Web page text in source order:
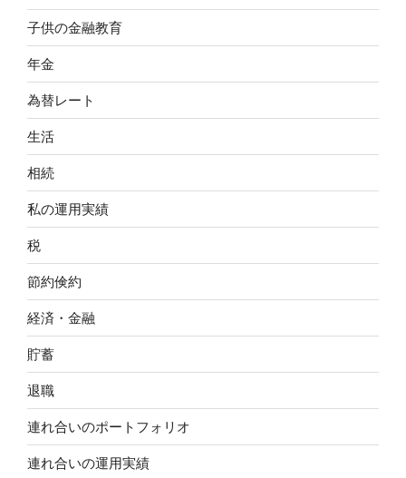
子供の金融教育
年金
為替レート
生活
相続
私の運用実績
税
節約倹約
経済・金融
貯蓄
退職
連れ合いのポートフォリオ
連れ合いの運用実績